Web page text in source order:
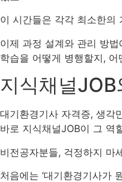
이 시간들은 각각 최소한의
이제 과정 설계와 관리 방
학습을 어떻게 병행할지,
지식채널
대기환경기사 자격증, 생각
바로 지식채널JOB이 그 역
비전공자분들, 걱정하지 마
처음에는 ‘대기환경기사가